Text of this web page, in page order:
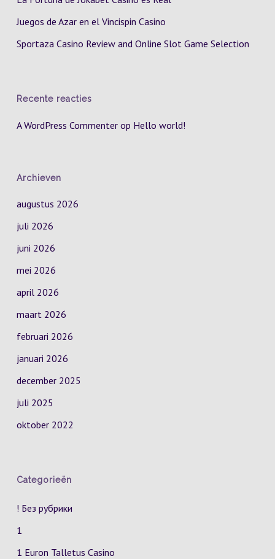
Juegos de Azar en el Vincispin Casino
Sportaza Casino Review and Online Slot Game Selection
Recente reacties
A WordPress Commenterop Hello world!
Archieven
augustus 2026
juli 2026
juni 2026
mei 2026
april 2026
maart 2026
februari 2026
januari 2026
december 2025
juli 2025
oktober 2022
Categorieën
! Без рубрики
1
1 Euron Talletus Casino